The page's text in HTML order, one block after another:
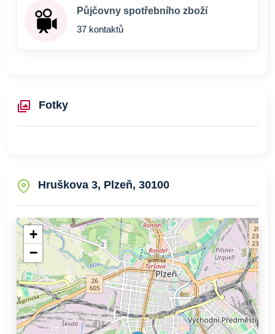
Půjčovny spotřebního zboží
37 kontaktů
Fotky
Hruškova 3, Plzeň, 30100
+
−